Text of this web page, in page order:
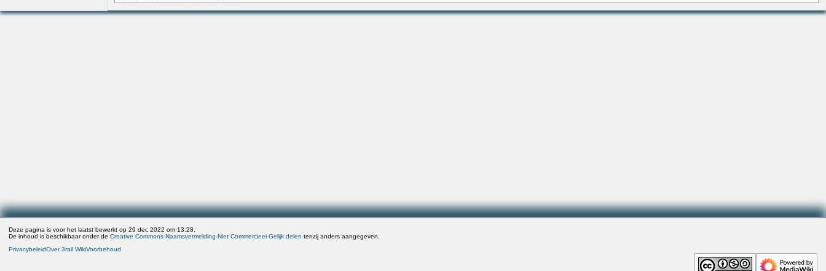
Deze pagina is voor het laatst bewerkt op 29 dec 2022 om 13:28.
De inhoud is beschikbaar onder deCreative Commons Naamsvermelding-Niet Commercieel-Gelijk delen tenzij anders aangegeven.
PrivacybeleidOver 3rail WikiVoorbehoud